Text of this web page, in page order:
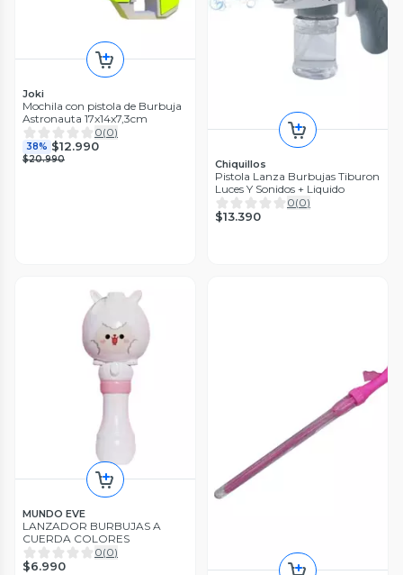
Joki
Mochila con pistola de Burbuja
Astronauta 17x14x7,3cm
0(0)
38% $12.990
$20.990 Chiquillos
Pistola Lanza Burbujas Tiburon
Luces Y Sonidos + Liquido
0(0)
$13.390
MUNDO EVE
LANZADOR BURBUJAS A
CUERDA COLORES
0(0)
$6.990